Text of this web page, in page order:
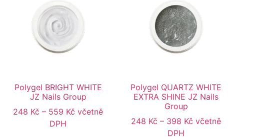
Polygel BRIGHT WHITE
JZ Nails Group
248 Kč – 559 Kč včetně
DPH
Polygel QUARTZ WHITE
EXTRA SHINE JZ Nails
Group
248 Kč – 398 Kč včetně
DPH